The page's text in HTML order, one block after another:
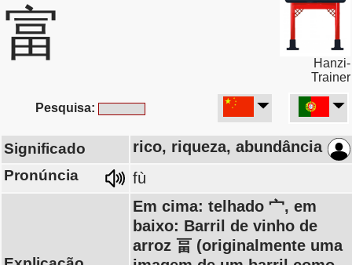
富
Hanzi-
Trainer
Pesquisa:
Significado rico, riqueza, abundância
Pronúncia fù
Em cima: telhado 宀, em
baixo: Barril de vinho de
arroz 畐 (originalmente uma